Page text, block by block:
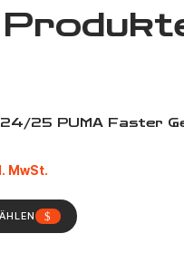
25 PUMA Faster
MwSt.